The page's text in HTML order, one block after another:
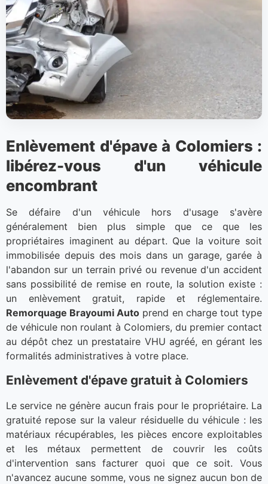
Enlèvement d'épave à Colomiers :
libérez-vous d'un véhicule
encombrant
Se défaire d'un véhicule hors d'usage s'avère
généralement bien plus simple que ce que les
propriétaires imaginent au départ. Que la voiture soit
immobilisée depuis des mois dans un garage, garée à
l'abandon sur un terrain privé ou revenue d'un accident
sans possibilité de remise en route, la solution existe :
un enlèvement gratuit, rapide et réglementaire.
Remorquage Brayoumi Auto prend en charge tout type
de véhicule non roulant à Colomiers, du premier contact
au dépôt chez un prestataire VHU agréé, en gérant les
formalités administratives à votre place.
Enlèvement d'épave gratuit à Colomiers
Le service ne génère aucun frais pour le propriétaire. La
gratuité repose sur la valeur résiduelle du véhicule : les
matériaux récupérables, les pièces encore exploitables
et les métaux permettent de couvrir les coûts
d'intervention sans facturer quoi que ce soit. Vous
n'avancez aucune somme, vous ne signez aucun bon de